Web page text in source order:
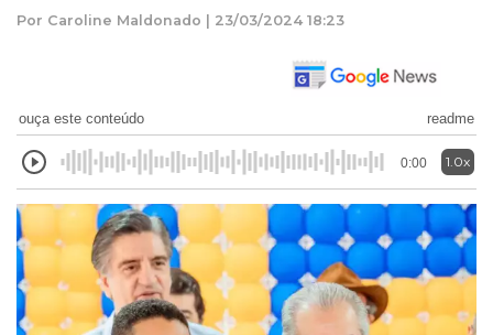
Por Caroline Maldonado | 23/03/2024 18:23
ouça este conteúdo readme
0:00 1.0x